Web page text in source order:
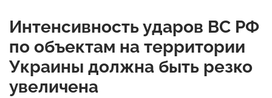
Интенсивность ударов ВС РФ
по объектам на территории
Украины должна быть резко
увеличена